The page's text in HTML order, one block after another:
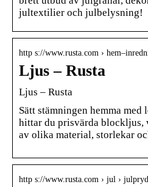
jultextilier och julbelysning!
http s://www.rusta.com ›
Ljus – Rusta
Ljus – Rusta
Sätt stämningen hemma med
hittar du prisvärda blockljus,
av olika material, storlekar
http s://www.rusta.com › jul ›